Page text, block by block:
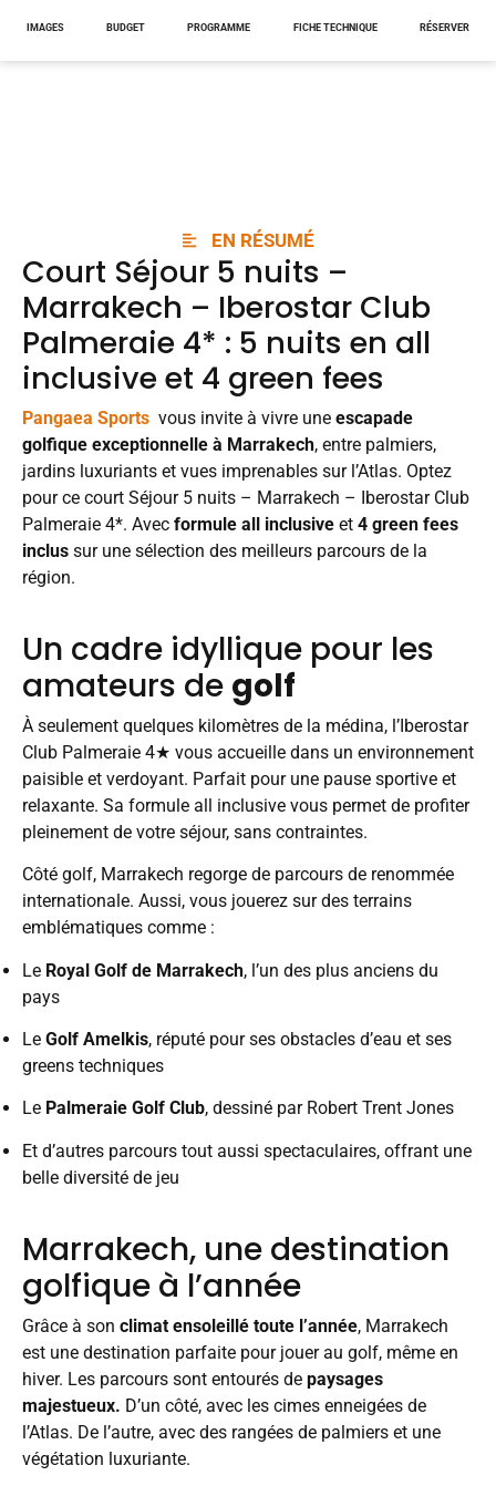
IMAGES BUDGET PROGRAMME FICHE TECHNIQUE RÉSERVER
EN RÉSUMÉ
Court Séjour 5 nuits –
Marrakech – Iberostar Club
Palmeraie 4* : 5 nuits en all
inclusive et 4 green fees
Pangaea Sports vous invite à vivre une escapade
golfique exceptionnelle à Marrakech, entre palmiers,
jardins luxuriants et vues imprenables sur l’Atlas. Optez
pour ce court Séjour 5 nuits – Marrakech – Iberostar Club
Palmeraie 4*. Avec formule all inclusiveet 4 green fees
inclussur une sélection des meilleurs parcours de la
région.
Un cadre idyllique pour les
amateurs de golf
À seulement quelques kilomètres de la médina, l’Iberostar
Club Palmeraie 4★ vous accueille dans un environnement
paisible et verdoyant. Parfait pour une pause sportive et
relaxante. Sa formule all inclusive vous permet de profiter
pleinement de votre séjour, sans contraintes.
Côté golf, Marrakech regorge de parcours de renommée
internationale. Aussi, vous jouerez sur des terrains
emblématiques comme :
Le Royal Golf de Marrakech, l’un des plus anciens du
pays
Le Golf Amelkis, réputé pour ses obstacles d’eau et ses
greens techniques
Le Palmeraie Golf Club, dessiné par Robert Trent Jones
Et d’autres parcours tout aussi spectaculaires, offrant une
belle diversité de jeu
Marrakech, une destination
golfique à l’année
Grâce à son climat ensoleillé toute l’année, Marrakech
est une destination parfaite pour jouer au golf, même en
hiver. Les parcours sont entourés de paysages
majestueux. D’un côté, avec les cimes enneigées de
l’Atlas. De l’autre, avec des rangées de palmiers et une
végétation luxuriante.